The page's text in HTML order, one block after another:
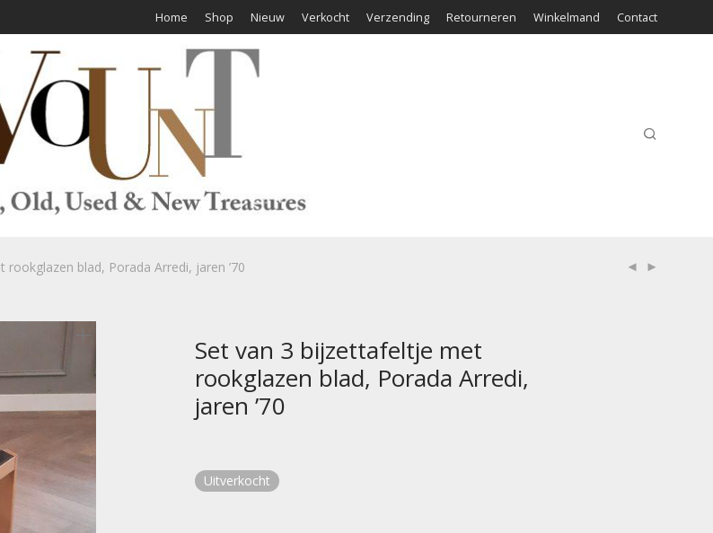
Home Shop Nieuw Verkocht Verzending Retourneren Winkelmand Contact
blad, Porada Arredi, jaren ’70
Set van 3 bijzettafeltje met
rookglazen blad, Porada Arredi,
jaren ’70
Uitverkocht